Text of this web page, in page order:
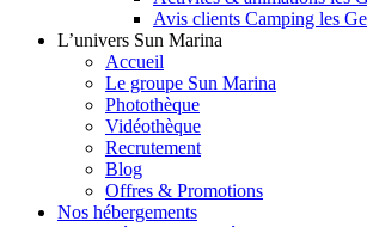
Avis clients Camping les
L’univers Sun Marina
Accueil
Le groupe Sun Marina
Photothèque
Vidéothèque
Recrutement
Blog
Offres & Promotions
Nos hébergements